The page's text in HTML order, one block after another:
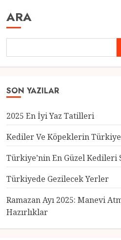
ARA
SON YAZILAR
2025 En İyi Yaz Tatilleri
Kediler Ve Köpeklerin
Türkiye’nin En Güzel Kedileri
Türkiyede Gezilecek Yerler
Ramazan Ayı 2025: Manevi
Hazırlıklar
3
Genel
Kedileri